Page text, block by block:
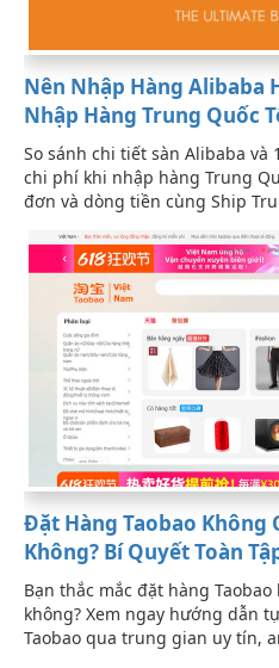
Nên Nhập Hàng Alibaba
Nhập Hàng Trung Quốc
So sánh chi tiết sàn Alibaba và
chi phí khi nhập hàng Trung
đơn và dòng tiền cùng Ship
Đặt Hàng Taobao Không
Không? Bí Quyết Toàn
Bạn thắc mắc đặt hàng
không? Xem ngay hướng dẫn
Taobao qua trung gian uy tín,